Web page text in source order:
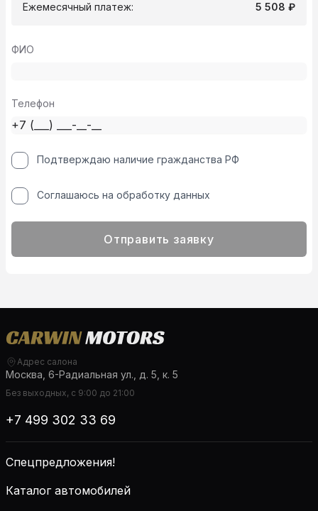
Ежемесячный платеж: 5 508 ₽
ФИО
Телефон
Подтверждаю наличие гражданства РФ
Соглашаюсь на обработку данных
Отправить заявку
Адрес салона
Москва, 6-Радиальная ул., д. 5, к. 5
Без выходных, с 9:00 до 21:00
+7 499 302 33 69
Спецпредложения!
Каталог автомобилей